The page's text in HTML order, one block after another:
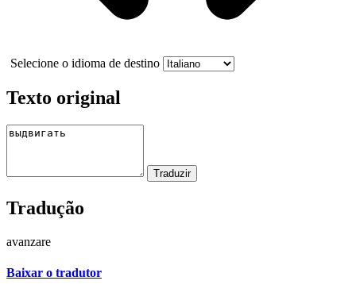
Selecione o idioma de destino
Texto original
Tradução
avanzare
Baixar o tradutor